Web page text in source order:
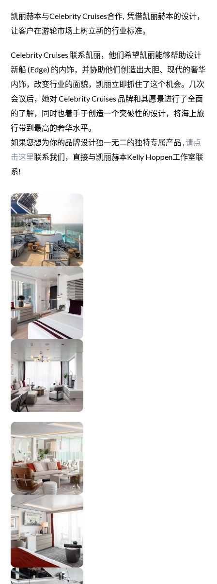
凯丽赫本与Celebrity Cruises合作, 凭借凯丽赫本的设计，
让客户在游轮市场上树立新的行业标准。
Celebrity Cruises 联系凯丽，他们希望凯丽能够帮助设计
新船 (Edge) 的内饰，并协助他们创造出大胆、现代的奢华
内饰，改变行业的面貌，凯丽立即抓住了这个机会。几次
会议后，她对 Celebrity Cruises 品牌和其愿景进行了全面
的了解，同时也着手于创造一个突破性的设计，将海上旅
行带到最高的奢华水平。
如果您想为你的品牌设计独一无二的独特专属产品 ,请点
击这里联系我们，直接与凯丽赫本Kelly Hoppen工作室联
系!